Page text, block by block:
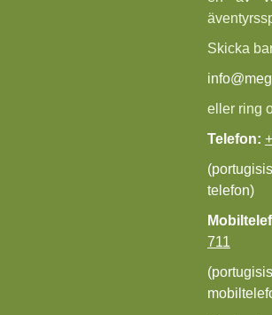
Skicka
eller ring
Telefon:
telefon)
711